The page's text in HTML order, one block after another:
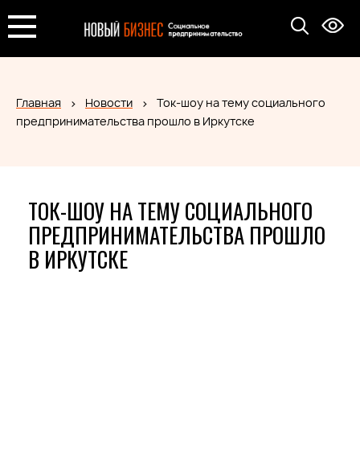
Главная Новости
Ток-шоу на тему социального
предпринимательства прошло в Иркутске
ТОК-ШОУ НА ТЕМУ СОЦИАЛЬНОГО
ПРЕДПРИНИМАТЕЛЬСТВА ПРОШЛО
В ИРКУТСКЕ